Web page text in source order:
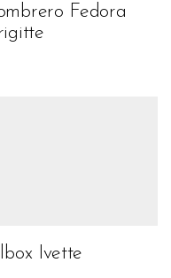
Fedora
Ivette